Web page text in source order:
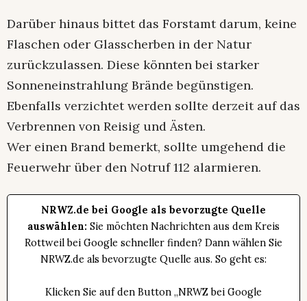
Darüber hinaus bittet das Forstamt darum, keine
Flaschen oder Glasscherben in der Natur
zurückzulassen. Diese könnten bei starker
Sonneneinstrahlung Brände begünstigen.
Ebenfalls verzichtet werden sollte derzeit auf das
Verbrennen von Reisig und Ästen.
Wer einen Brand bemerkt, sollte umgehend die
Feuerwehr über den Notruf 112 alarmieren.
NRWZ.de bei Google als bevorzugte Quelle
auswählen: Sie möchten Nachrichten aus dem Kreis
Rottweil bei Google schneller finden? Dann wählen Sie
NRWZ.de als bevorzugte Quelle aus. So geht es:
Klicken Sie auf den Button „NRWZ bei Google